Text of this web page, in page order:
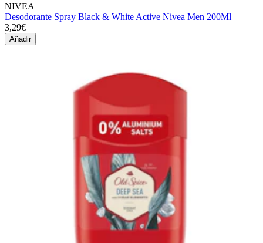
NIVEA
Desodorante Spray Black & White Active Nivea Men 200Ml
3,29€
Añadir